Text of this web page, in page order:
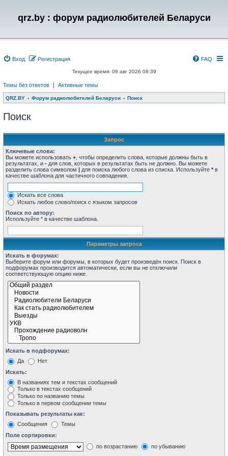
qrz.by : форум радиолюбителей Беларуси
Вход Регистрация FAQ
Текущее время: 08 авг 2026 08:39
Темы без ответов | Активные темы
QRZ.BY Форум радиолюбителей Беларуси Поиск
Поиск
Запрос
Ключевые слова:
Вы можете использовать + , чтобы определить слова, которые должны быть в
результатах, и - для слов, которых в результатах быть не должно. Вы можете
разделить слова символом | для поиска любого слова из списка. Используйте * в
качестве шаблона для частичного совпадения.
Искать все слова
Искать любое слово/поиск с языком запросов
Поиск по автору:
Используйте * в качестве шаблона.
Параметры запроса
Искать в форумах:
Выберите форум или форумы, в которых будет произведён поиск. Поиск в
подфорумах производится автоматически, если вы не отключили
соответствующую опцию ниже.
Искать в подфорумах:
Да
Нет
Искать:
В названиях тем и текстах сообщений
Только в текстах сообщений
Только по названию темы
Только в первом сообщении темы
Показывать результаты как:
Сообщения
Темы
Поле сортировки:
по возрастанию
по убыванию